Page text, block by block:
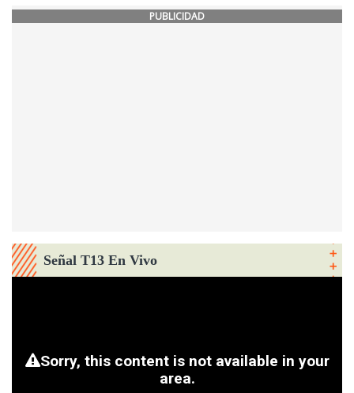
PUBLICIDAD
Señal T13 En Vivo